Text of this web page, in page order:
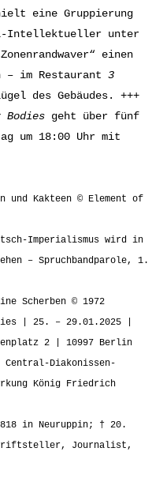
eine Gruppierung
Intellektueller unter
einen
– im Restaurant 3
des Gebäudes. +++
Bodies geht über fünf
um 18:00 Uhr mit
Kakteen © Element of
Imperialismus wird in
– Spruchbandparole, 1.
Scherben © 1972
| 25. – 29.01.2025 |
2 | 10997 Berlin
Diakonissen-
König Friedrich
in Neuruppin; † 20.
Journalist,